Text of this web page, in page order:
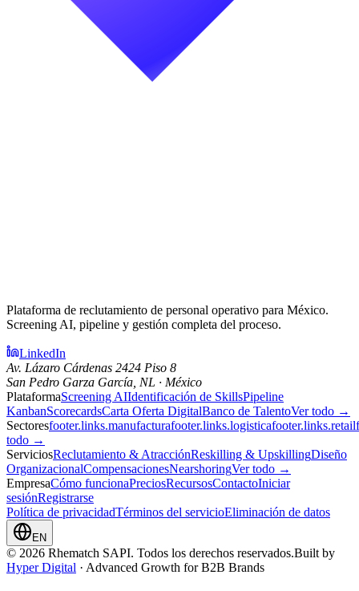
Plataforma de reclutamiento de personal operativo para México.
Screening AI, pipeline y gestión completa del proceso.
LinkedIn
Av. Lázaro Cárdenas 2424 Piso 8
San Pedro Garza García, NL · México
PlataformaScreening AIIdentificación de SkillsPipeline
KanbanScorecardsCarta Oferta DigitalBanco de TalentoVer todo →
Sectoresfooter.links.manufacturafooter.links.logisticafooter.links.retail
todo →
ServiciosReclutamiento & AtracciónReskilling & UpskillingDiseño
OrganizacionalCompensacionesNearshoringVer todo →
EmpresaCómo funcionaPreciosRecursosContactoIniciar
sesiónRegistrarse
Política de privacidadTérminos del servicioEliminación de datos
EN
© 2026 Rhematch SAPI. Todos los derechos reservados.Built by
Hyper Digital · Advanced Growth for B2B Brands